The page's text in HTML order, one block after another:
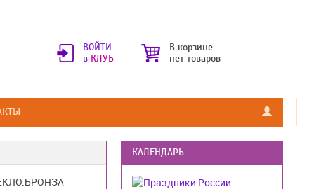
ВОЙТИ
в КЛУБ
В корзине
нет товаров
КАЛЕНДАРЬ